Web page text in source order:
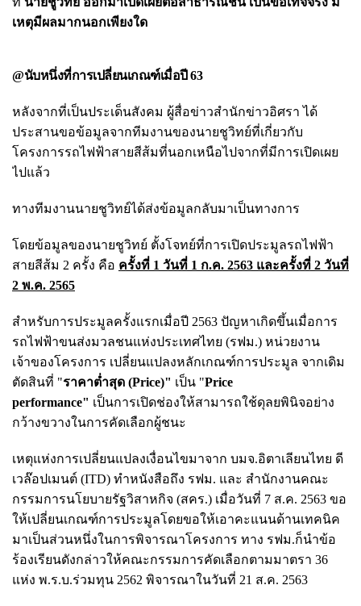
เหตุมีผลมากนอกเพียงใด
@นับหนึ่งที่การเปลี่ยนเกณฑ์เมื่อปี 63
หลังจากที่เป็นประเด็นสังคม ผู้สื่อข่าวสำนักข่าวอิศรา ได้
ประสานขอข้อมูลจากทีมงานของนายชูวิทย์ที่เกี่ยวกับ
โครงการรถไฟฟ้าสายสีส้มที่นอกเหนือไปจากที่มีการเปิดเผย
ไปแล้ว
ทางทีมงานนายชูวิทย์ได้ส่งข้อมูลกลับมาเป็นทางการ
โดยข้อมูลของนายชูวิทย์ ตั้งโจทย์ที่การเปิดประมูลรถไฟฟ้า
สายสีส้ม 2 ครั้ง คือ ครั้งที่ 1 วันที่ 1 ก.ค. 2563 และครั้งที่ 2 วันที่
2 พ.ค. 2565
สำหรับการประมูลครั้งแรกเมื่อปี 2563 ปัญหาเกิดขึ้นเมื่อการ
รถไฟฟ้าขนส่งมวลชนแห่งประเทศไทย (รฟม.) หน่วยงาน
เจ้าของโครงการ เปลี่ยนแปลงหลักเกณฑ์การประมูล จากเดิม
ตัดสินที่ "ราคาต่ำสุด (Price)" เป็น "Price
performance" เป็นการเปิดช่องให้สามารถใช้ดุลยพินิจอย่าง
กว้างขวางในการคัดเลือกผู้ชนะ
เหตุแห่งการเปลี่ยนแปลงเงื่อนไขมาจาก บมจ.อิตาเลียนไทย ดี
เวล๊อปเมนต์ (ITD) ทำหนังสือถึง รฟม. และ สำนักงานคณะ
กรรมการนโยบายรัฐวิสาหกิจ (สคร.) เมื่อวันที่ 7 ส.ค. 2563 ขอ
ให้เปลี่ยนเกณฑ์การประมูลโดยขอให้เอาคะแนนด้านเทคนิค
มาเป็นส่วนหนึ่งในการพิจารณาโครงการ ทาง รฟม.ก็นำข้อ
ร้องเรียนดังกล่าวให้คณะกรรมการคัดเลือกตามมาตรา 36
แห่ง พ.ร.บ.ร่วมทุน 2562 พิจารณาในวันที่ 21 ส.ค. 2563